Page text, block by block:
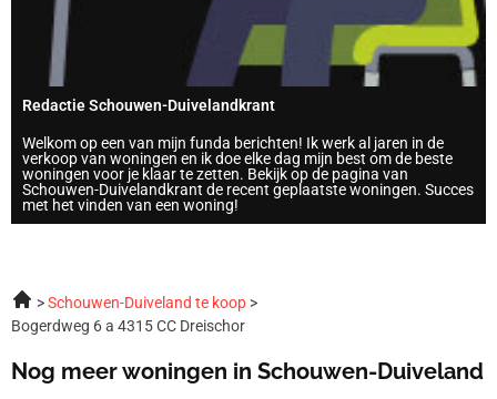
Redactie Schouwen-Duivelandkrant
Welkom op een van mijn funda berichten! Ik werk al jaren in de
verkoop van woningen en ik doe elke dag mijn best om de beste
woningen voor je klaar te zetten. Bekijk op de pagina van
Schouwen-Duivelandkrant de recent geplaatste woningen. Succes
met het vinden van een woning!
Schouwen-Duiveland te koop
Bogerdweg 6 a 4315 CC Dreischor
Nog meer woningen in Schouwen-Duiveland